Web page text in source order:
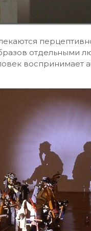
отдельными
воспринимает